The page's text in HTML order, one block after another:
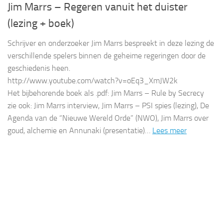
Jim Marrs – Regeren vanuit het duister
(lezing + boek)
Schrijver en onderzoeker Jim Marrs bespreekt in deze lezing de
verschillende spelers binnen de geheime regeringen door de
geschiedenis heen.
http://www.youtube.com/watch?v=oEq3_XmJW2k
Het bijbehorende boek als .pdf: Jim Marrs – Rule by Secrecy
zie ook: Jim Marrs interview, Jim Marrs – PSI spies (lezing), De
Agenda van de “Nieuwe Wereld Orde” (NWO), Jim Marrs over
goud, alchemie en Annunaki (presentatie)… Lees meer